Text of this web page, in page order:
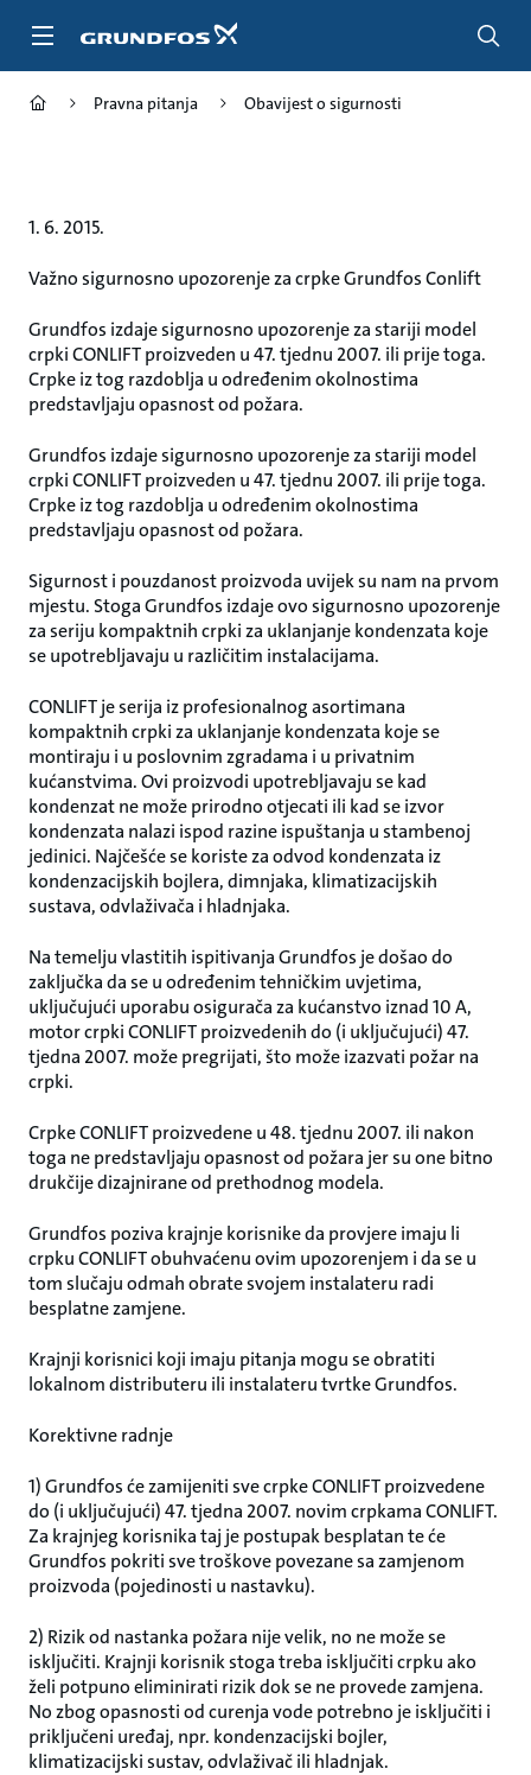
Pravna pitanja Obavijest o sigurnosti
1. 6. 2015.
Važno sigurnosno upozorenje za crpke Grundfos Conlift
Grundfos izdaje sigurnosno upozorenje za stariji model
crpki CONLIFT proizveden u 47. tjednu 2007. ili prije toga.
Crpke iz tog razdoblja u određenim okolnostima
predstavljaju opasnost od požara.
Grundfos izdaje sigurnosno upozorenje za stariji model
crpki CONLIFT proizveden u 47. tjednu 2007. ili prije toga.
Crpke iz tog razdoblja u određenim okolnostima
predstavljaju opasnost od požara.
Sigurnost i pouzdanost proizvoda uvijek su nam na prvom
mjestu. Stoga Grundfos izdaje ovo sigurnosno upozorenje
za seriju kompaktnih crpki za uklanjanje kondenzata koje
se upotrebljavaju u različitim instalacijama.
CONLIFT je serija iz profesionalnog asortimana
kompaktnih crpki za uklanjanje kondenzata koje se
montiraju i u poslovnim zgradama i u privatnim
kućanstvima. Ovi proizvodi upotrebljavaju se kad
kondenzat ne može prirodno otjecati ili kad se izvor
kondenzata nalazi ispod razine ispuštanja u stambenoj
jedinici. Najčešće se koriste za odvod kondenzata iz
kondenzacijskih bojlera, dimnjaka, klimatizacijskih
sustava, odvlaživača i hladnjaka.
Na temelju vlastitih ispitivanja Grundfos je došao do
zaključka da se u određenim tehničkim uvjetima,
uključujući uporabu osigurača za kućanstvo iznad 10 A,
motor crpki CONLIFT proizvedenih do (i uključujući) 47.
tjedna 2007. može pregrijati, što može izazvati požar na
crpki.
Crpke CONLIFT proizvedene u 48. tjednu 2007. ili nakon
toga ne predstavljaju opasnost od požara jer su one bitno
drukčije dizajnirane od prethodnog modela.
Grundfos poziva krajnje korisnike da provjere imaju li
crpku CONLIFT obuhvaćenu ovim upozorenjem i da se u
tom slučaju odmah obrate svojem instalateru radi
besplatne zamjene.
Krajnji korisnici koji imaju pitanja mogu se obratiti
lokalnom distributeru ili instalateru tvrtke Grundfos.
Korektivne radnje
1) Grundfos će zamijeniti sve crpke CONLIFT proizvedene
do (i uključujući) 47. tjedna 2007. novim crpkama CONLIFT.
Za krajnjeg korisnika taj je postupak besplatan te će
Grundfos pokriti sve troškove povezane sa zamjenom
proizvoda (pojedinosti u nastavku).
2) Rizik od nastanka požara nije velik, no ne može se
isključiti. Krajnji korisnik stoga treba isključiti crpku ako
želi potpuno eliminirati rizik dok se ne provede zamjena.
No zbog opasnosti od curenja vode potrebno je isključiti i
priključeni uređaj, npr. kondenzacijski bojler,
klimatizacijski sustav, odvlaživač ili hladnjak.